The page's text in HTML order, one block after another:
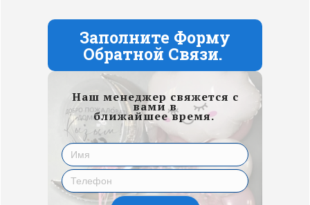
Заполните Форму
Обратной Связи.
Наш менеджер свяжется с
вами в
ближайшее время.